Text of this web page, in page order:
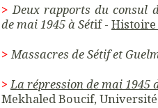
> Deux rapports du consul
de mai 1945 à Sétif - Histoire
>Massacres de Sétif et
> La répression de mai 1945
Mekhaled Boucif, Université